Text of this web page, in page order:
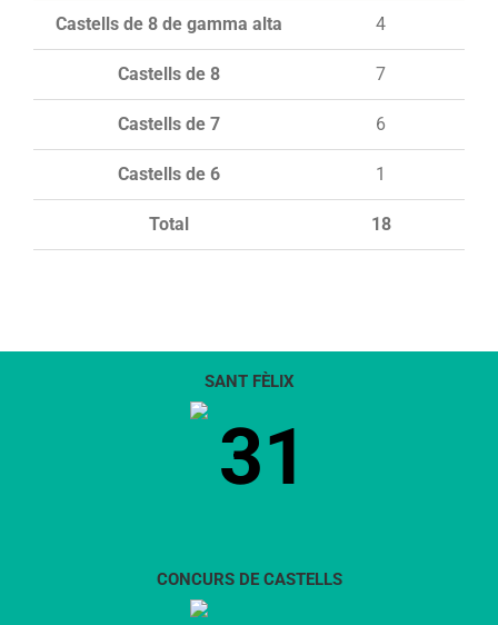
Total 18
Castells de 8 de gamma alta 4
Castells de 8 7
Castells de 7 6
Castells de 6 1
SANT FÈLIX
31
CONCURS DE CASTELLS